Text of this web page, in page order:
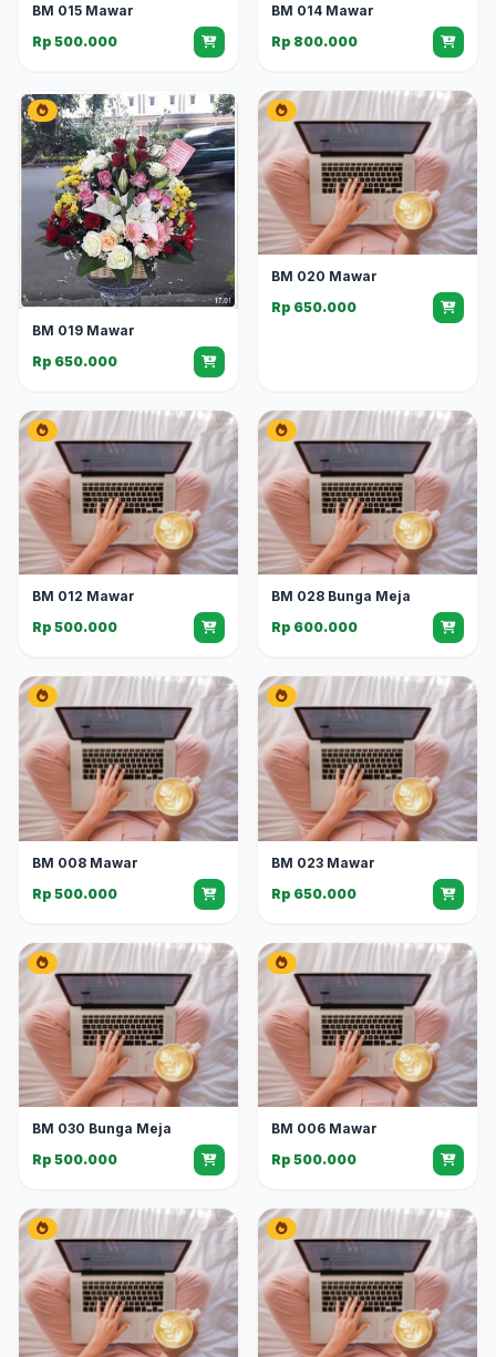
BM 015 Mawar
Rp 500.000
BM 014 Mawar
Rp 800.000
BM 019 Mawar
Rp 650.000
BM 020 Mawar
Rp 650.000
BM 012 Mawar
Rp 500.000
BM 028 Bunga Meja
Rp 600.000
BM 008 Mawar
Rp 500.000
BM 023 Mawar
Rp 650.000
BM 030 Bunga Meja
Rp 500.000
BM 006 Mawar
Rp 500.000